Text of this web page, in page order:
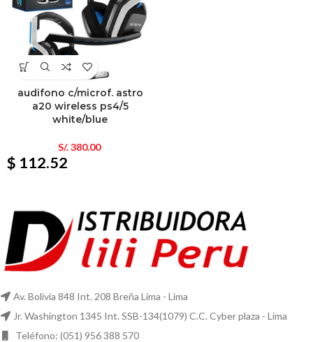
audifono c/microf. astro
a20 wireless ps4/5
white/blue
S/.380.00
$ 112.52
Av. Bolivia 848 Int. 208 Breña Lima - Lima
Jr. Washington 1345 Int. SSB-134(1079) C.C. Cyber plaza - Lima
Teléfono: (051) 956 388 570